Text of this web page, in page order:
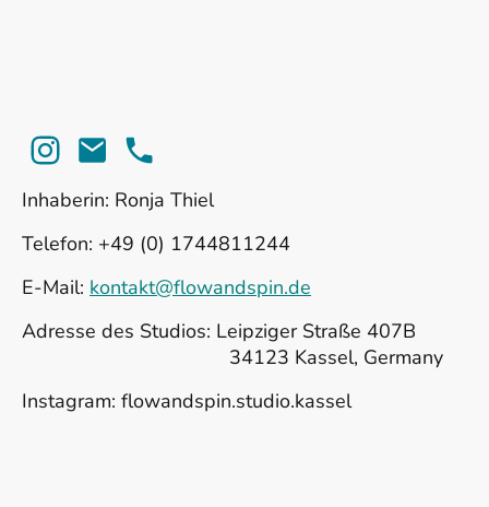
Inhaberin: Ronja Thiel
Telefon: +49 (0) 1744811244
E-Mail: kontakt@flowandspin.de
Adresse des Studios: Leipziger Straße 407B
34123 Kassel, Germany
Instagram: flowandspin.studio.kassel